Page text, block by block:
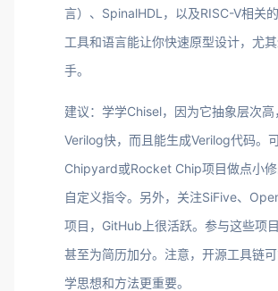
言）、SpinalHDL，以及RISC-V相关
工具和语言能让你快速原型设计，尤
手。
建议：学学Chisel，因为它抽象层次高
Verilog快，而且能生成Verilog代码。
Chipyard或Rocket Chip项目做点小
自定义指令。另外，关注SiFive、
项目，GitHub上很活跃。参与这些项目
甚至为简历加分。注意，开源工具链
学思想和方法更重要。